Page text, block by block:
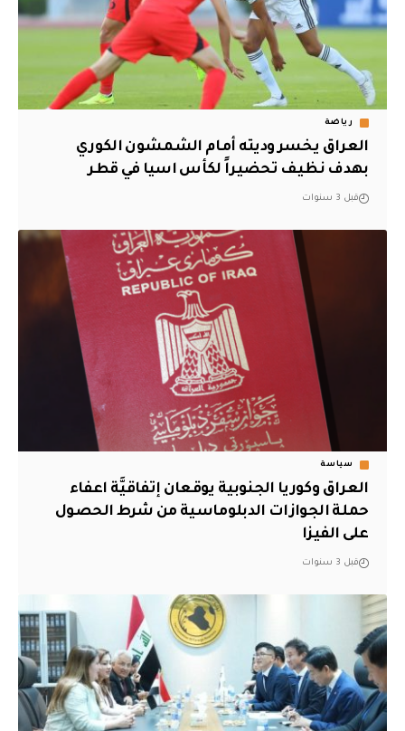
رياضة
العراق يخسر وديته أمام الشمشون الكوري
بهدف نظيف تحضيراً لكأس اسيا في قطر
قبل 3 سنوات
سياسة
العراق وكوريا الجنوبية يوقعان إتفاقيَّة اعفاء
حملة الجوازات الدبلوماسية من شرط الحصول
على الفيزا
قبل 3 سنوات